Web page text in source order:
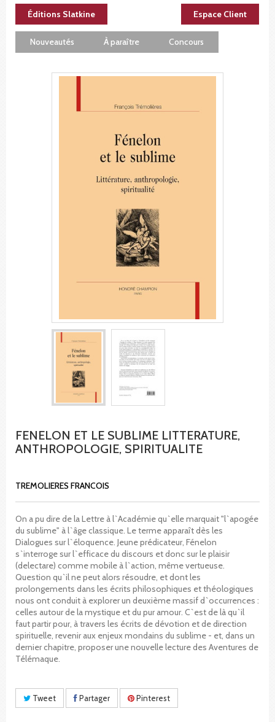
Éditions Slatkine Espace Client
Nouveautés À paraître Concours
FENELON ET LE SUBLIME LITTERATURE,
ANTHROPOLOGIE, SPIRITUALITE
TREMOLIERES FRANCOIS
On a pu dire de la Lettre à l`Académie qu`elle marquait "l`apogée
du sublime" à l`âge classique. Le terme apparaît dès les
Dialogues sur l`éloquence. Jeune prédicateur, Fénelon
s`interroge sur l`efficace du discours et donc sur le plaisir
(delectare) comme mobile à l`action, même vertueuse.
Question qu`il ne peut alors résoudre, et dont les
prolongements dans les écrits philosophiques et théologiques
nous ont conduit à explorer un deuxième massif d`occurrences :
celles autour de la mystique et du pur amour. C`est de là qu`il
faut partir pour, à travers les écrits de dévotion et de direction
spirituelle, revenir aux enjeux mondains du sublime - et, dans un
dernier chapitre, proposer une nouvelle lecture des Aventures de
Télémaque.
Tweet Partager Pinterest